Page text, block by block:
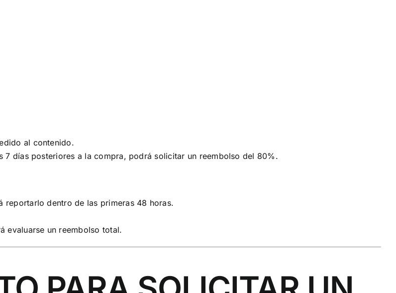
al contenido.
días posteriores a la compra, podrá solicitar un reembolso del 80%.
reportarlo dentro de las primeras 48 horas.
evaluarse un reembolso total.